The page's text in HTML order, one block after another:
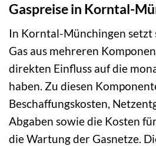
Gaspreise in Korntal-
In Korntal-Münchingen setzt
Gas aus mehreren
direkten Einfluss auf die
haben. Zu diesen
Beschaffungskosten,
Abgaben sowie die Kosten
die Wartung der Gasnetze.